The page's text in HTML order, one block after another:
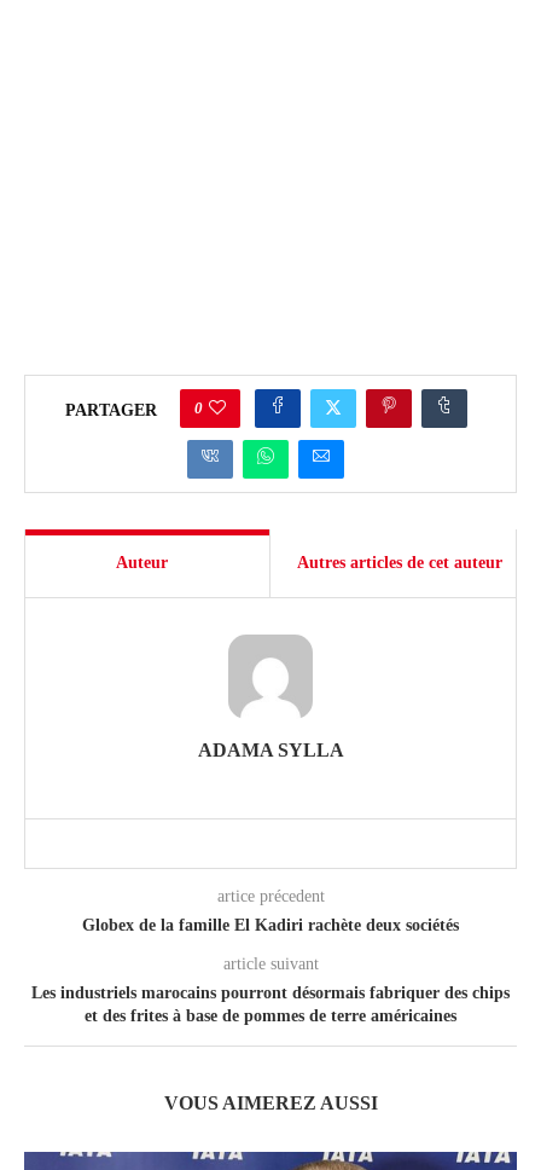
PARTAGER 0
Auteur Autres articles de cet auteur
ADAMA SYLLA
artice précedent
Globex de la famille El Kadiri rachète deux sociétés
article suivant
Les industriels marocains pourront désormais fabriquer des chips
et des frites à base de pommes de terre américaines
VOUS AIMEREZ AUSSI